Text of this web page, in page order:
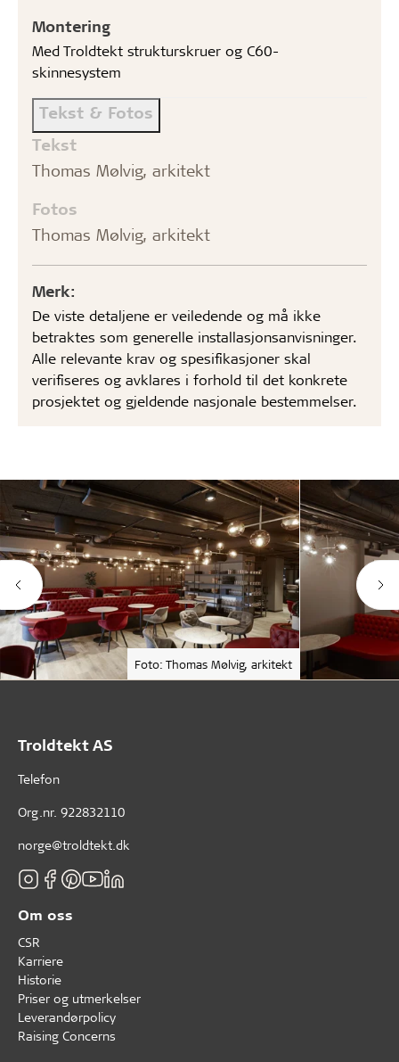
Montering
Med Troldtekt strukturskruer og C60-
skinnesystem
Tekst & Fotos
Tekst
Thomas Mølvig, arkitekt
Fotos
Thomas Mølvig, arkitekt
Merk:
De viste detaljene er veiledende og må ikke
betraktes som generelle installasjonsanvisninger.
Alle relevante krav og spesifikasjoner skal
verifiseres og avklares i forhold til det konkrete
prosjektet og gjeldende nasjonale bestemmelser.
Foto: Thomas Mølvig, arkitekt
Troldtekt AS
Telefon
Org.nr. 922832110
norge@troldtekt.dk
Om oss
CSR
Karriere
Historie
Priser og utmerkelser
Leverandørpolicy
Raising Concerns